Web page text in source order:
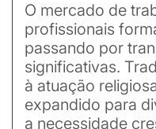
O mercado de
profissionais
passando por
significativas.
à atuação
expandido para
a necessidade